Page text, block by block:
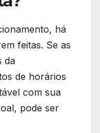
há
feitas. Se as
da
de horários
com sua
pode ser